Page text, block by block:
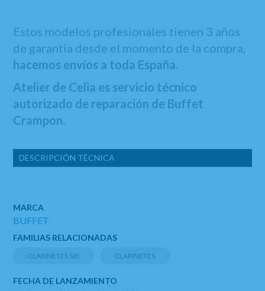
Estos modelos profesionales tienen 3 años
de garantía desde el momento de la compra,
hacemos envíos a toda España.
Atelier de Celia es servicio técnico
autorizado de reparación de Buffet
Crampon.
DESCRIPCIÓN TÉCNICA
MARCA
BUFFET
FAMILIAS RELACIONADAS
CLARINETES SIB CLARINETES
FECHA DE LANZAMIENTO